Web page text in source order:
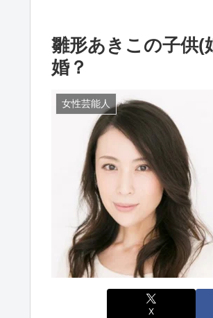
雛形あきこの子供(
婚？
女性芸能人
X